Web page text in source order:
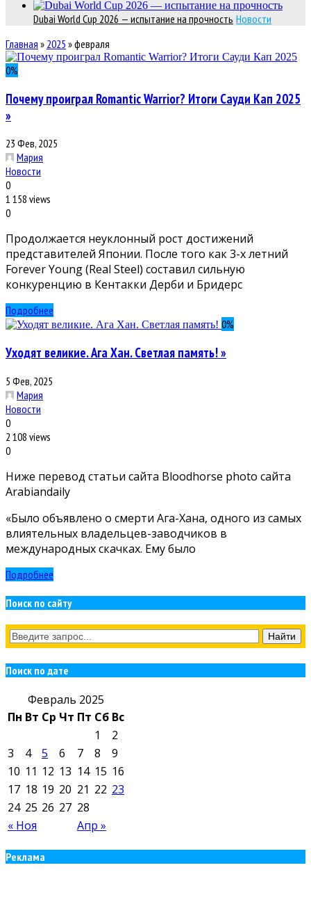
Dubai World Cup 2026 — испытание на прочность Новости
Главная » 2025 »февраля
0%
Почему проиграл Romantic Warrior? Итоги Сауди Кап 2025
»
23 Фев, 2025
Мария
Новости
0
1 158 views
0
Продолжается неуклонный рост достижений
представителей Японии. После того как 3-х летний
Forever Young (Real Steel) составил сильную
конкуренцию в Кентакки Дерби и Бридерс
Подробнее
0%
Уходят великие. Ага Хан. Светлая память! »
5 Фев, 2025
Мария
Новости
0
2 108 views
0
Ниже перевод статьи сайта Bloodhorse photo сайта
Arabiandaily
«Было объявлено о смерти Ага-Хана, одного из самых
влиятельных владельцев-заводчиков в
международных скачках. Ему было
Подробнее
Поиск по сайту
Поиск по дате
Февраль 2025
Пн Вт Ср Чт Пт Сб Вс
« Ноя Апр »
1
2
3
4 5 6 7 8
9
10 11 12 13 14 15 16
17 18 19 20 21 22 23
24 25 26 27 28
Реклама